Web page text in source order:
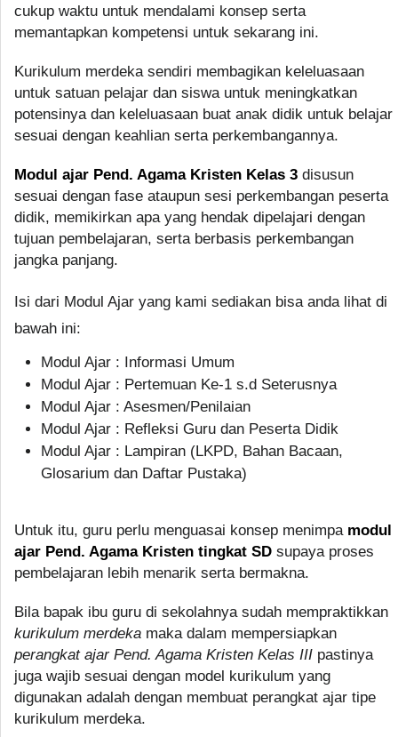
cukup waktu untuk mendalami konsep serta
memantapkan kompetensi untuk sekarang ini.
Kurikulum merdeka sendiri membagikan keleluasaan
untuk satuan pelajar dan siswa untuk meningkatkan
potensinya dan keleluasaan buat anak didik untuk belajar
sesuai dengan keahlian serta perkembangannya.
Modul ajar Pend. Agama Kristen Kelas 3 disusun
sesuai dengan fase ataupun sesi perkembangan peserta
didik, memikirkan apa yang hendak dipelajari dengan
tujuan pembelajaran, serta berbasis perkembangan
jangka panjang.
Isi dari Modul Ajar yang kami sediakan bisa anda lihat di
bawah ini:
Modul Ajar : Informasi Umum
Modul Ajar : Pertemuan Ke-1 s.d Seterusnya
Modul Ajar : Asesmen/Penilaian
Modul Ajar : Refleksi Guru dan Peserta Didik
Modul Ajar : Lampiran (LKPD, Bahan Bacaan,
Glosarium dan Daftar Pustaka)
Untuk itu, guru perlu menguasai konsep menimpa modul
ajar Pend. Agama Kristen tingkat SD supaya proses
pembelajaran lebih menarik serta bermakna.
Bila bapak ibu guru di sekolahnya sudah mempraktikkan
kurikulum merdeka maka dalam mempersiapkan
perangkat ajar Pend. Agama Kristen Kelas III pastinya
juga wajib sesuai dengan model kurikulum yang
digunakan adalah dengan membuat perangkat ajar tipe
kurikulum merdeka.